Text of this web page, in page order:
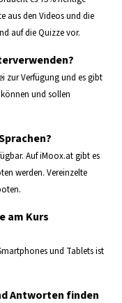
aus den Videos und die
auf die Quizze vor.
zur Verfügung und es gibt
und sollen
Auf iMoox.at gibt es
werden. Vereinzelte
am Kurs
und Tablets ist
Antworten finden